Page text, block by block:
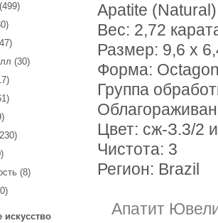
(30)
(8)
искусство
Apatite (Natural)
Вес: 2,72
Размер: 9,6 х
Форма:
Группа
Цвет: сж-З.3/2
Чистота: 3
Регион: Brazil
Апатит